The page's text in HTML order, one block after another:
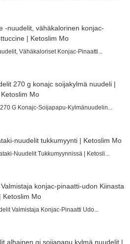
Vähäkaloriset Konjac-Pinaatti...
G Konajc-Soijapapu-Kylmänuudelin...
Nuudelit Tukkumyynnissä | Ketosli...
Valmistaja Konjac-Pinaatti Udo...